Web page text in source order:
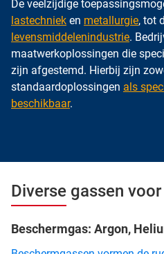
De veelzijdige
lastechniek en metallurgie, tot
levensmiddelenindustrie.
maatwerkoplossingen die
zijn afgestemd. Hierbij zijn
standaardoplossingen als
beschikbaar.
Diverse gassen
Beschermgas: Argon,